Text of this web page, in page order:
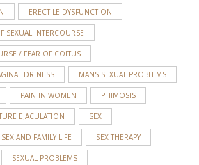
ERECTILE DYSFUNCTION
SEXUAL INTERCOURSE
/ FEAR OF COITUS
DRINESS MANS SEXUAL PROBLEMS
PAIN IN WOMEN PHIMOSIS
EJACULATION SEX
SEX AND FAMILY LIFE SEX THERAPY
SEXUAL PROBLEMS